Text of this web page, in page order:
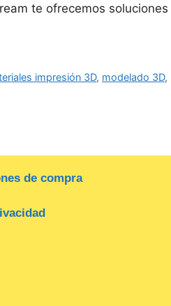
te ofrecemos
impresión 3D, modelado 3D,
de compra